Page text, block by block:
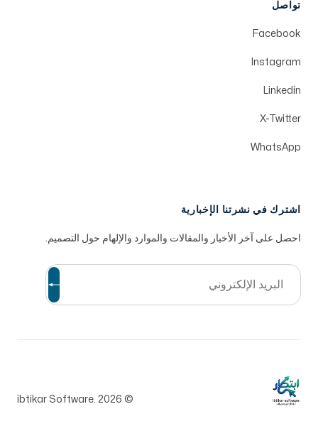
تواصل
Facebook
Instagram
Linkedin
X-Twitter
WhatsApp
اشترك في نشرتنا الإخبارية
احصل على آخر الأخبار والمقالات والموارد والإلهام حول التصميم.
© ibtikar Software.
2026